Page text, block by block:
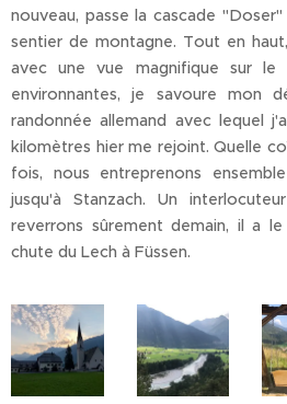
nouveau, passe la cascade
sentier de montagne. Tout en
avec une vue magnifique sur le
environnantes, je savoure mon
randonnée allemand avec lequel
kilomètres hier me rejoint. Quelle
fois, nous entreprenons
jusqu'à Stanzach. Un
reverrons sûrement demain, il a
chute du Lech à Füssen.